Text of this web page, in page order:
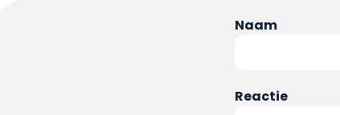
Naam
Reactie